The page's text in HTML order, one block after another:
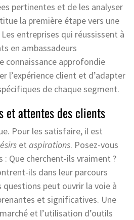
pertinentes et de les analyser
la première étape vers une
entreprises qui réussissent à
en ambassadeurs
connaissance approfondie
l’expérience client et d’adapter
de chaque segment.
et attentes des clients
Pour les satisfaire, il est
et aspirations. Posez-vous
: Que cherchent-ils vraiment ?
ils dans leur parcours
questions peut ouvrir la voie à
et significatives. Une
et l’utilisation d’outils